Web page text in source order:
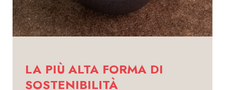
LA PIÙ ALTA FORMA DI
SOSTENIBILITÀ